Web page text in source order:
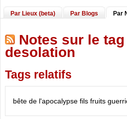
Par Lieux (beta) Par Blogs Par
Notes sur le
desolation
Tags relatifs
bête de l'apocalypse fils fruits